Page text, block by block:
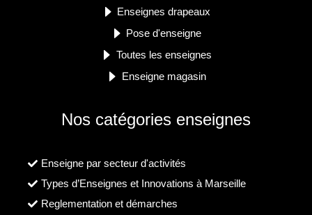
Enseignes drapeaux
Pose d'enseigne
Toutes les enseignes
Enseigne magasin
Nos catégories enseignes
Enseigne par secteur d'activités
Types d’Enseignes et Innovations à Marseille
Reglementation et démarches